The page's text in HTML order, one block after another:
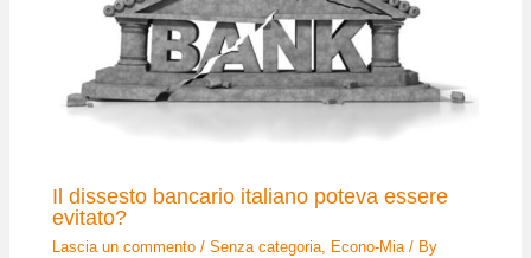
Il dissesto bancario italiano poteva essere
evitato?
Lascia un commento /Senza categoria, Econo-Mia/ By